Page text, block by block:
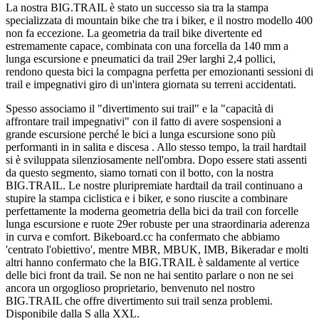
La nostra BIG.TRAIL è stato un successo sia tra la stampa
specializzata di mountain bike che tra i biker, e il nostro modello 400
non fa eccezione. La geometria da trail bike divertente ed
estremamente capace, combinata con una forcella da 140 mm a
lunga escursione e pneumatici da trail 29er larghi 2,4 pollici,
rendono questa bici la compagna perfetta per emozionanti sessioni di
trail e impegnativi giro di un'intera giornata su terreni accidentati.
Spesso associamo il "divertimento sui trail" e la "capacità di
affrontare trail impegnativi" con il fatto di avere sospensioni a
grande escursione perché le bici a lunga escursione sono più
performanti in in salita e discesa . Allo stesso tempo, la trail hardtail
si è sviluppata silenziosamente nell'ombra. Dopo essere stati assenti
da questo segmento, siamo tornati con il botto, con la nostra
BIG.TRAIL. Le nostre pluripremiate hardtail da trail continuano a
stupire la stampa ciclistica e i biker, e sono riuscite a combinare
perfettamente la moderna geometria della bici da trail con forcelle
lunga escursione e ruote 29er robuste per una straordinaria aderenza
in curva e comfort. Bikeboard.cc ha confermato che abbiamo
'centrato l'obiettivo', mentre MBR, MBUK, IMB, Bikeradar e molti
altri hanno confermato che la BIG.TRAIL è saldamente al vertice
delle bici front da trail. Se non ne hai sentito parlare o non ne sei
ancora un orgoglioso proprietario, benvenuto nel nostro
BIG.TRAIL che offre divertimento sui trail senza problemi.
Disponibile dalla S alla XXL.